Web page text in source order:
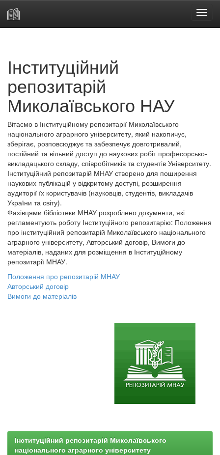
Інституційний
репозитарій
Миколаївського НАУ
Вітаємо в Інституційному репозитарії Миколаївського
національного аграрного університету, який накопичує,
зберігає, розповсюджує та забезпечує довготривалий,
постійний та вільний доступ до наукових робіт професорсько-
викладацького складу, співробітників та студентів Університету.
Інституційний репозитарій МНАУ створено для поширення
наукових публікацій у відкритому доступі, розширення
аудиторії їх користувачів (науковців, студентів, викладачів
України та світу).
Фахівцями бібліотеки МНАУ розроблено документи, які
регламентують роботу Інституційного репозитарію: Положення
про інституційний репозитарій Миколаївського національного
аграрного університету, Авторський договір, Вимоги до
матеріалів, наданих для розміщення в Інституційному
репозитарії МНАУ.
Положення про репозитарій МНАУ
Авторський договір
Вимоги до матеріалів
Інституційний репозитарій Миколаївського
національного аграрного університету